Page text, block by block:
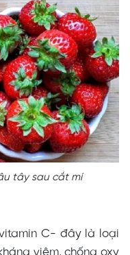
tây sau cắt mí
C- đây là loại
viêm, chống oxy